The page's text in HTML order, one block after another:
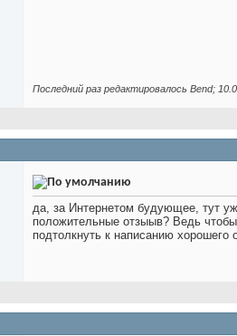
Последний раз редактировалось Bend;
да, за Интернетом будующее, тут
положительные отзыыв? Ведь
подтолкнуть к написанию хорошего